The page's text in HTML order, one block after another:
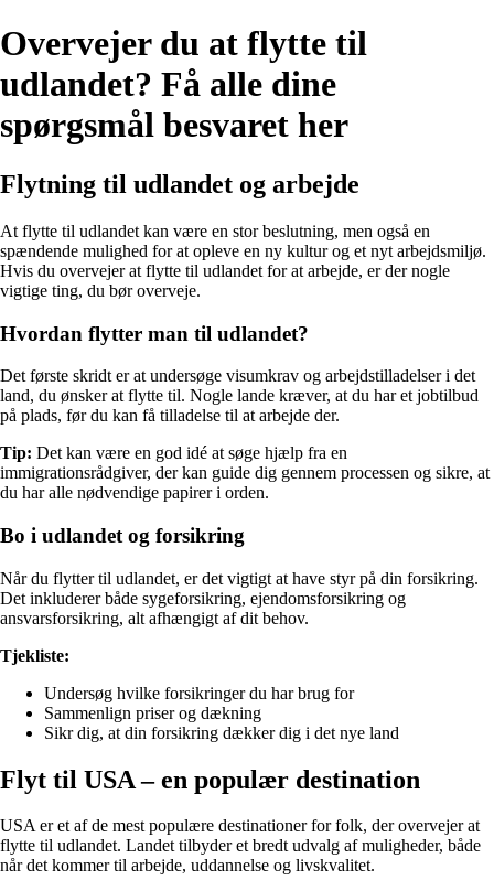
Overvejer du at flytte til
udlandet? Få alle dine
spørgsmål besvaret her
Flytning til udlandet og arbejde
At flytte til udlandet kan være en stor beslutning, men også en
spændende mulighed for at opleve en ny kultur og et nyt arbejdsmiljø.
Hvis du overvejer at flytte til udlandet for at arbejde, er der nogle
vigtige ting, du bør overveje.
Hvordan flytter man til udlandet?
Det første skridt er at undersøge visumkrav og arbejdstilladelser i det
land, du ønsker at flytte til. Nogle lande kræver, at du har et jobtilbud
på plads, før du kan få tilladelse til at arbejde der.
Tip: Det kan være en god idé at søge hjælp fra en
immigrationsrådgiver, der kan guide dig gennem processen og sikre, at
du har alle nødvendige papirer i orden.
Bo i udlandet og forsikring
Når du flytter til udlandet, er det vigtigt at have styr på din forsikring.
Det inkluderer både sygeforsikring, ejendomsforsikring og
ansvarsforsikring, alt afhængigt af dit behov.
Tjekliste:
Undersøg hvilke forsikringer du har brug for
Sammenlign priser og dækning
Sikr dig, at din forsikring dækker dig i det nye land
Flyt til USA – en populær destination
USA er et af de mest populære destinationer for folk, der overvejer at
flytte til udlandet. Landet tilbyder et bredt udvalg af muligheder, både
når det kommer til arbejde, uddannelse og livskvalitet.